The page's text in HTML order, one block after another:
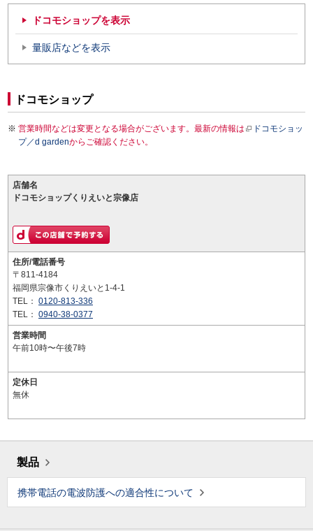
ドコモショップを表示
量販店などを表示
ドコモショップ
営業時間などは変更となる場合がございます。最新の情報は
ドコモショッ
プ／d gardenからご確認ください。
店舗名
ドコモショップくりえいと宗像店
住所/電話番号
〒811-4184
福岡県宗像市くりえいと1-4-1
TEL： 0120-813-336
TEL： 0940-38-0377
営業時間
午前10時〜午後7時
定休日
無休
製品
携帯電話の電波防護への適合性について